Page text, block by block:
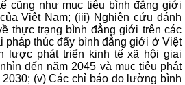
cũng như mục tiêu bình đẳng giới
Việt Nam; (iii) Nghiên cứu đánh
thực trạng bình đẳng giới trên các
pháp thúc đẩy bình đẳng giới ở Việt
lược phát triển kinh tế xã hội giai
đến năm 2045 và mục tiêu phát
(v) Các chỉ báo đo lường bình